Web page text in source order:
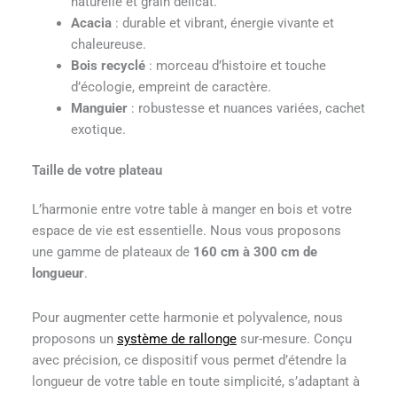
Acacia: durable et vibrant, énergie vivante et
chaleureuse.
Bois recyclé: morceau d’histoire et touche
d’écologie, empreint de caractère.
Manguier: robustesse et nuances variées, cachet
exotique.
Taille de votre plateau
L’harmonie entre votre table à manger en bois et votre
espace de vie est essentielle. Nous vous proposons
une gamme de plateaux de 160 cm à 300 cm de
longueur.
Pour augmenter cette harmonie et polyvalence, nous
proposons un système de rallongesur-mesure. Conçu
avec précision, ce dispositif vous permet d’étendre la
longueur de votre table en toute simplicité, s’adaptant à